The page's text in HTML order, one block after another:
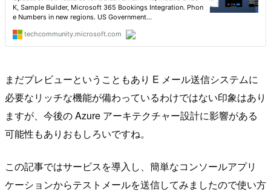
まだプレビューということもあり E メール送信システムに
必要なリッチな機能が備わっているわけではない印象はあり
ますが、今後の Azure アーキテクチャー設計に影響がある
可能性もありおもしろいですね。
この記事ではサービスを導入し、簡単なコンソールアプリ
ケーションからテストメールを送信してみましたので使い方